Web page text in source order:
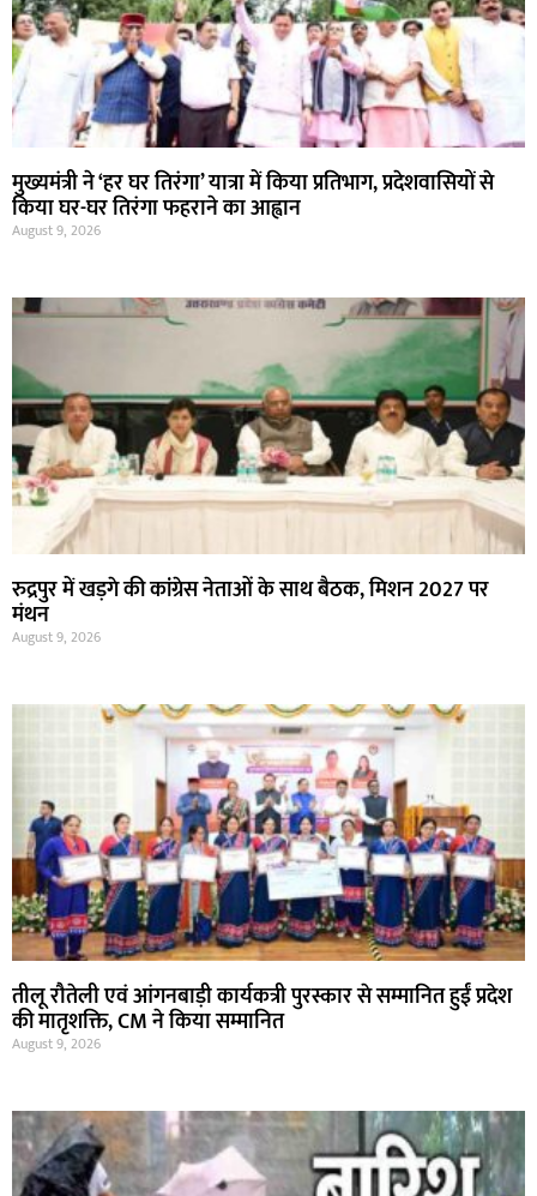
मुख्यमंत्री ने ‘हर घर तिरंगा’ यात्रा में किया प्रतिभाग, प्रदेशवासियों से
किया घर-घर तिरंगा फहराने का आह्वान
August 9, 2026
रुद्रपुर में खड़गे की कांग्रेस नेताओं के साथ बैठक, मिशन 2027 पर
मंथन
August 9, 2026
तीलू रौतेली एवं आंगनबाड़ी कार्यकत्री पुरस्कार से सम्मानित हुईं प्रदेश
की मातृशक्ति, CM ने किया सम्मानित
August 9, 2026